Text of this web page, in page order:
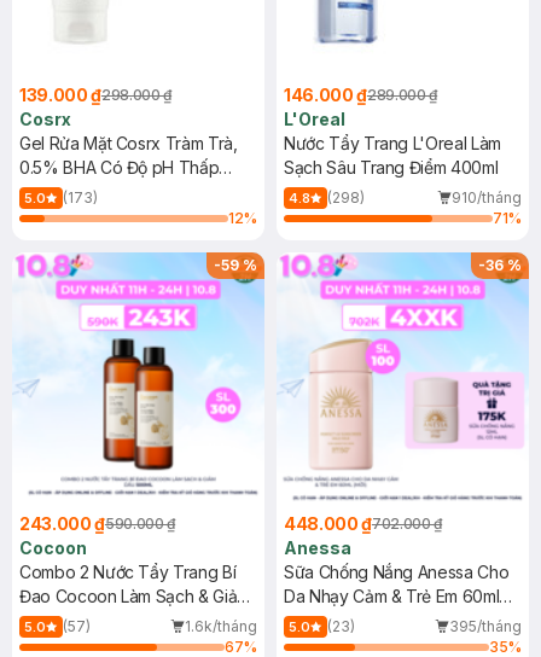
139.000 ₫298.000 ₫
Cosrx
Gel Rửa Mặt Cosrx Tràm Trà,
0.5% BHA Có Độ pH Thấp
150ml
5.0
(173)
12%
146.000 ₫289.000 ₫
L'Oreal
Nước Tẩy Trang L'Oreal Làm
Sạch Sâu Trang Điểm 400ml
4.8 (298)
910/tháng
71%
-59%
243.000 ₫590.000 ₫
Cocoon
Combo 2 Nước Tẩy Trang Bí
Đao Cocoon Làm Sạch & Giảm
Dầu 500ml
5.0 (57)
1.6k/tháng
67%
-36%
448.000 ₫702.000 ₫
Anessa
Sữa Chống Nắng Anessa Cho
Da Nhạy Cảm & Trẻ Em 60ml
(Mới)
5.0 (23)
395/tháng
35%